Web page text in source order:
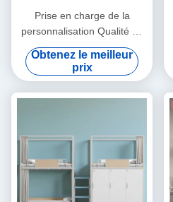
Prise en charge de la
personnalisation Qualité de
haute qualité garantie Pleine
taille Noir Couleur lit double
lit en métal
Obtenez le meilleur
prix